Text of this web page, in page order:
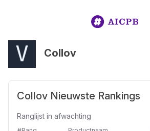
Collov
Collov Nieuwste Rankings
Ranglijst in afwachting